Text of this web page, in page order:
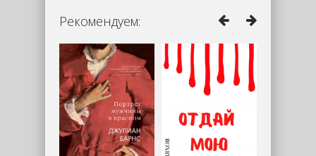
Рекомендуем: